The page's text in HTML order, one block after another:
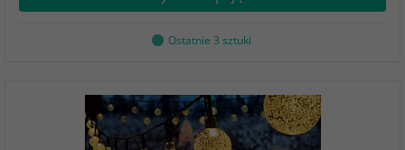
Ostatnie 3 sztuki